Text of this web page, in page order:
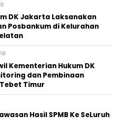
DK Jakarta Laksanakan
Posbankum di Kelurahan
Kementerian Hukum DK
dan Pembinaan
Timur
Hasil SPMB Ke SeLuruh